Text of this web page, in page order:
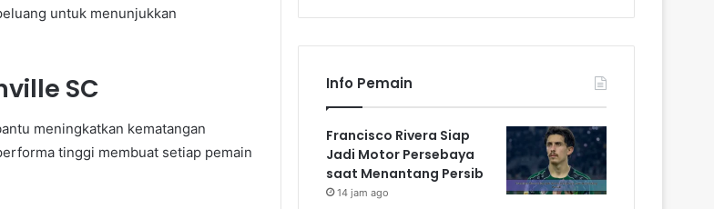
untuk menunjukkan
SC
meningkatkan kematangan
tinggi membuat setiap pemain
Info Pemain
Francisco Rivera Siap
Jadi Motor Persebaya
saat Menantang Persib
14 jam ago